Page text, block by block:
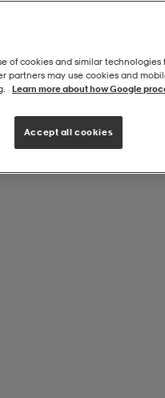
of cookies and similar
partners may use cookies and
Learn more about how Google
Accept all cookies